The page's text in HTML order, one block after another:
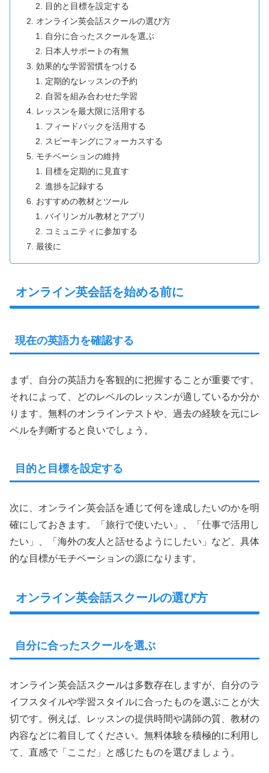
目的と目標を設定する
オンライン英会話スクールの選び方
自分に合ったスクールを選ぶ
日本人サポートの有無
効果的な学習習慣をつける
定期的なレッスンの予約
自習を組み合わせた学習
レッスンを最大限に活用する
フィードバックを活用する
スピーキングにフォーカスする
モチベーションの維持
目標を定期的に見直す
進捗を記録する
おすすめの教材とツール
バイリンガル教材とアプリ
コミュニティに参加する
最後に
オンライン英会話を始める前に
現在の英語力を確認する
まず、自分の英語力を客観的に把握することが重要です。
それによって、どのレベルのレッスンが適しているか分か
ります。無料のオンラインテストや、過去の経験を元にレ
ベルを判断すると良いでしょう。
目的と目標を設定する
次に、オンライン英会話を通じて何を達成したいのかを明
確にしておきます。「旅行で使いたい」、「仕事で活用し
たい」、「海外の友人と話せるようにしたい」など、具体
的な目標がモチベーションの源になります。
オンライン英会話スクールの選び方
自分に合ったスクールを選ぶ
オンライン英会話スクールは多数存在しますが、自分のラ
イフスタイルや学習スタイルに合ったものを選ぶことが大
切です。例えば、レッスンの提供時間や講師の質、教材の
内容などに着目してください。無料体験を積極的に利用し
て、直感で「ここだ」と感じたものを選びましょう。